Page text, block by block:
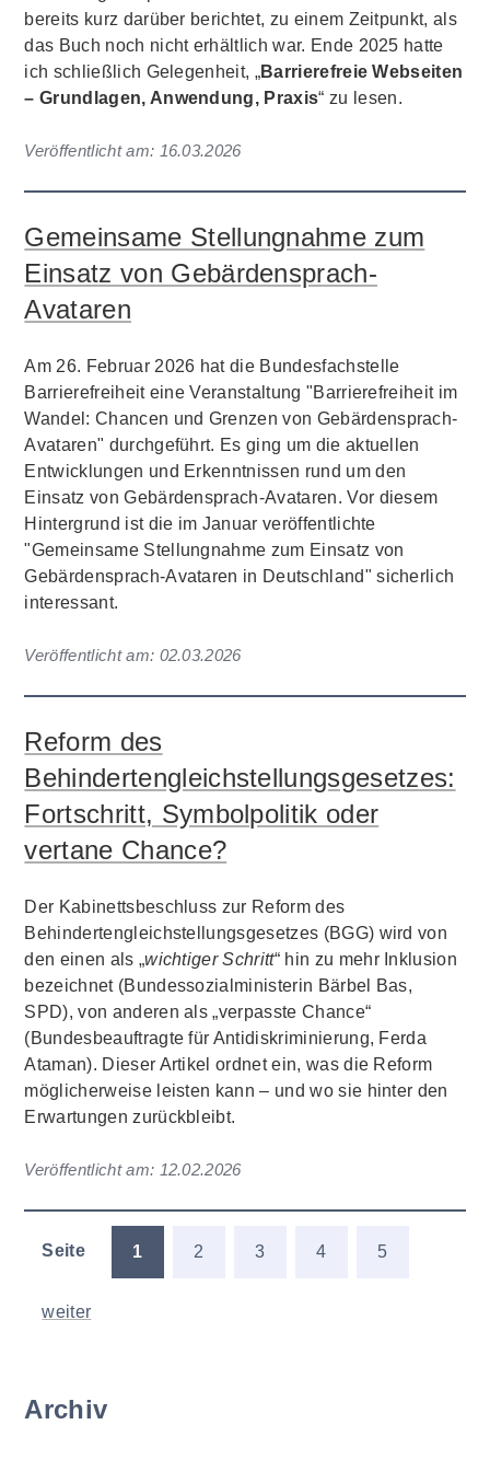
bereits kurz darüber berichtet, zu einem Zeitpunkt, als
das Buch noch nicht erhältlich war. Ende 2025 hatte
ich schließlich Gelegenheit, „Barrierefreie Webseiten
– Grundlagen, Anwendung, Praxis“ zu lesen.
Veröffentlicht am: 16.03.2026
Gemeinsame Stellungnahme zum
Einsatz von Gebärdensprach-
Avataren
Am 26. Februar 2026 hat die Bundesfachstelle
Barrierefreiheit eine Veranstaltung "Barrierefreiheit im
Wandel: Chancen und Grenzen von Gebärdensprach-
Avataren" durchgeführt. Es ging um die aktuellen
Entwicklungen und Erkenntnissen rund um den
Einsatz von Gebärdensprach-Avataren. Vor diesem
Hintergrund ist die im Januar veröffentlichte
"Gemeinsame Stellungnahme zum Einsatz von
Gebärdensprach-Avataren in Deutschland" sicherlich
interessant.
Veröffentlicht am: 02.03.2026
Reform des
Behindertengleichstellungsgesetzes:
Fortschritt, Symbolpolitik oder
vertane Chance?
Der Kabinettsbeschluss zur Reform des
Behindertengleichstellungsgesetzes (BGG) wird von
den einen als „wichtiger Schritt“ hin zu mehr Inklusion
bezeichnet (Bundessozialministerin Bärbel Bas,
SPD), von anderen als „verpasste Chance“
(Bundesbeauftragte für Antidiskriminierung, Ferda
Ataman). Dieser Artikel ordnet ein, was die Reform
möglicherweise leisten kann – und wo sie hinter den
Erwartungen zurückbleibt.
Veröffentlicht am: 12.02.2026
Seite 1 2 3 4 5
weiter
Archiv